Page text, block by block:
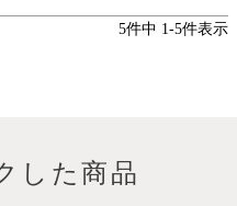
5件中 1-5件表示
した商品